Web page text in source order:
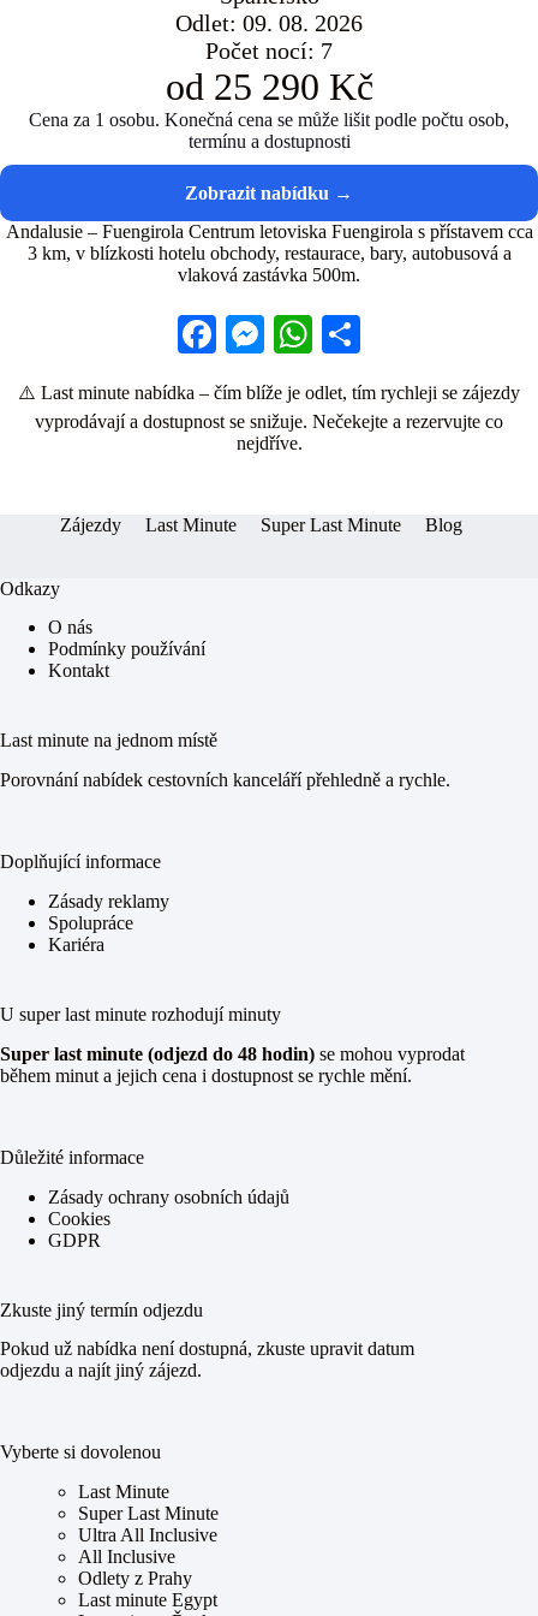
Odlet: 09. 08. 2026
Počet nocí: 7
od 25 290 Kč
Cena za 1 osobu. Konečná cena se může lišit podle počtu osob,
termínu a dostupnosti
Andalusie – Fuengirola Centrum letoviska Fuengirola s přístavem cca
3 km, v blízkosti hotelu obchody, restaurace, bary, autobusová a
vlaková zastávka 500m.
Fa
bo
ok
M
se
ng
W
ts re
⚠️ Last minute nabídka – čím blíže je odlet, tím rychleji se zájezdy
vyprodávají a dostupnost se snižuje. Nečekejte a rezervujte co
nejdříve.
Zájezdy Last Minute Super Last Minute Blog
Odkazy
O nás
Podmínky používání
Kontakt
Last minute na jednom místě
Porovnání nabídek cestovních kanceláří přehledně a rychle.
Doplňující informace
Zásady reklamy
Spolupráce
Kariéra
U super last minute rozhodují minuty
Super last minute (odjezd do 48 hodin) se mohou vyprodat
během minut a jejich cena i dostupnost se rychle mění.
Důležité informace
Zásady ochrany osobních údajů
Cookies
GDPR
Zkuste jiný termín odjezdu
Pokud už nabídka není dostupná, zkuste upravit datum
odjezdu a najít jiný zájezd.
Vyberte si dovolenou
Last Minute
Super Last Minute
Ultra All Inclusive
All Inclusive
Odlety z Prahy
Last minute Egypt